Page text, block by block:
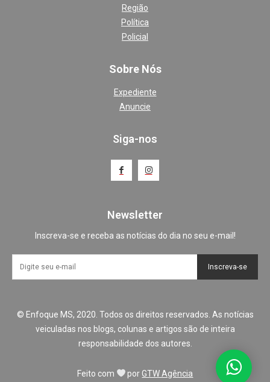
Região
Política
Policial
Sobre Nós
Expediente
Anuncie
Siga-nos
Newsletter
Inscreva-se e receba as notícias do dia no seu e-mail!
Inscreva-se
© Enfoque MS, 2020. Todos os direitos reservados. As notícias
veiculadas nos blogs, colunas e artigos são de inteira
responsabilidade dos autores.
Feito com porGTW Agência